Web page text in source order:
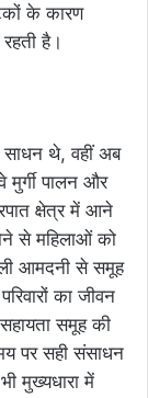
के कारण
है।
थे, वहीं अब
पालन और
क्षेत्र में आने
से महिलाओं को
आमदनी से समूह
का जीवन
समूह की
पर सही संसाधन
मुख्यधारा में